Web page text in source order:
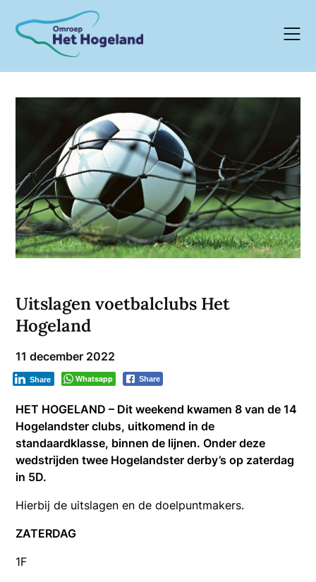
content
Uitslagen voetbalclubs Het
Hogeland
11 december 2022
Whatsapp Share
Share
HET HOGELAND – Dit weekend kwamen 8 van de 14
Hogelandster clubs, uitkomend in de
standaardklasse, binnen de lijnen. Onder deze
wedstrijden twee Hogelandster derby’s op zaterdag
in 5D.
Hierbij de uitslagen en de doelpuntmakers.
ZATERDAG
1F